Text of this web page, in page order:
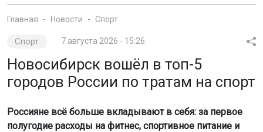
Главная Новости Спорт
Спорт 7 августа 2026 - 15:26
Новосибирск вошёл в топ-5
городов России по тратам на спорт
Россияне всё больше вкладывают в себя: за первое
полугодие расходы на фитнес, спортивное питание и